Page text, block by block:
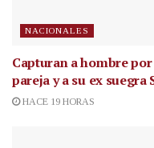
NACIONALES
Capturan a hombre
pareja y a su ex suegra
HACE 19 HORAS